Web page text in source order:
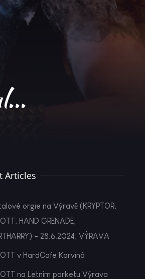
Articles
orgie na Výravě (KRYPTOR,
HAND GRENADE,
- 28.6.2024, VÝRAVA
v HardCafe Karviná
na Letním parketu Výrava